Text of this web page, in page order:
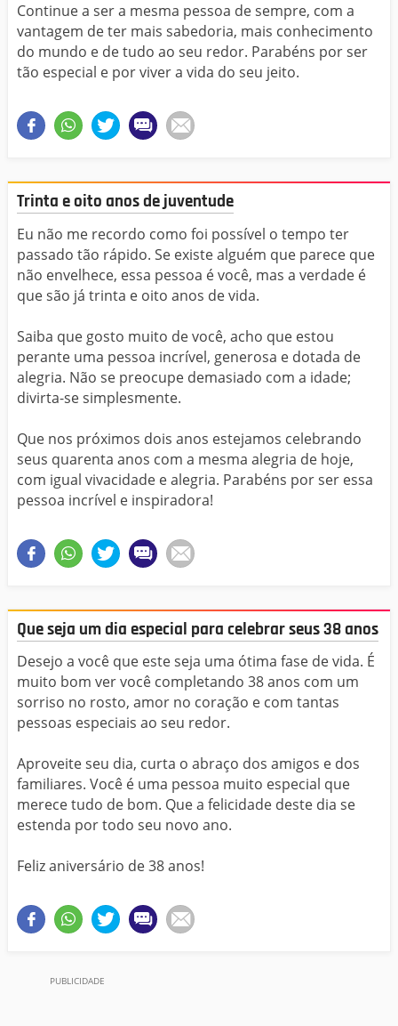
Continue a ser a mesma pessoa de sempre, com a
vantagem de ter mais sabedoria, mais conhecimento
do mundo e de tudo ao seu redor. Parabéns por ser
tão especial e por viver a vida do seu jeito.
Trinta e oito anos de juventude
Eu não me recordo como foi possível o tempo ter
passado tão rápido. Se existe alguém que parece que
não envelhece, essa pessoa é você, mas a verdade é
que são já trinta e oito anos de vida.
Saiba que gosto muito de você, acho que estou
perante uma pessoa incrível, generosa e dotada de
alegria. Não se preocupe demasiado com a idade;
divirta-se simplesmente.
Que nos próximos dois anos estejamos celebrando
seus quarenta anos com a mesma alegria de hoje,
com igual vivacidade e alegria. Parabéns por ser essa
pessoa incrível e inspiradora!
Que seja um dia especial para celebrar seus 38 anos
Desejo a você que este seja uma ótima fase de vida. É
muito bom ver você completando 38 anos com um
sorriso no rosto, amor no coração e com tantas
pessoas especiais ao seu redor.
Aproveite seu dia, curta o abraço dos amigos e dos
familiares. Você é uma pessoa muito especial que
merece tudo de bom. Que a felicidade deste dia se
estenda por todo seu novo ano.
Feliz aniversário de 38 anos!